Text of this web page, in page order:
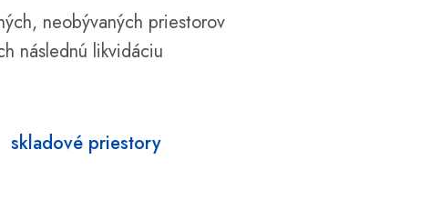
neobývaných priestorov
následnú likvidáciu
skladové priestory